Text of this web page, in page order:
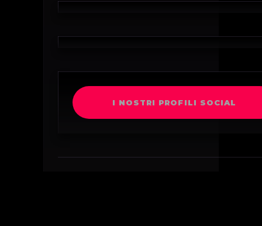
I NOSTRI PROFILI SOCIAL